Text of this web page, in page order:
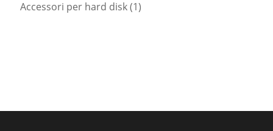
Accessori per hard disk 11